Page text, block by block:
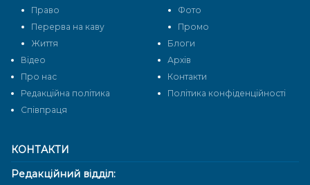
КОНТАКТИ
Редакційний відділ:
Право
Фото
Перерва на каву
Промо
Життя
Блоги
Відео
Архів
Про нас
Контакти
Редакційна політика
Політика конфіденційності
Cпівпраця